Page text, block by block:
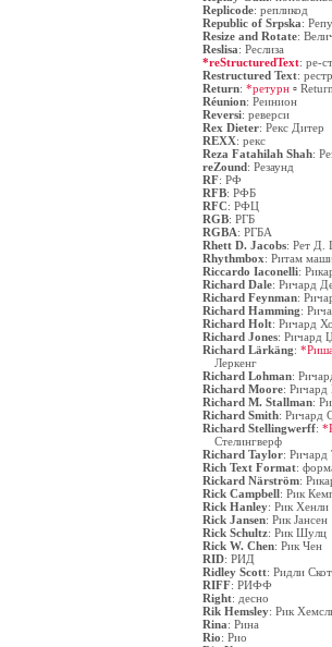
Replicode: репликод
Republic of Srpska:
Resize and Rotate:
Reslisa: Реслиза
*reStructuredText: ре-
Restructured Text:
Return: *ретурн▫
Réunion: Реинион
Reversi: реверси
Rex Dieter: Рекс Дитер
REXX: рекс
Reza Fatahilah Shah:
reZound: Резаунд
RF: РФ
RFB: РФБ
RFC: РФЦ
RGB: РГБ
RGBA: РГБА
Rhett D. Jacobs: Рет Д.
Rhythmbox: Ритам
Riccardo Iaconelli:
Richard Dale: Ричард
Richard Feynman:
Richard Hamming:
Richard Holt: Ричард
Richard Jones: Ричард
Richard Lärkäng:
Леркенг
Richard Lohman:
Richard Moore:
Richard M. Stallman:
Richard Smith: Ричард
Richard Stellingwerff:
Стелингверф
Richard Taylor: Ричард
Rich Text Format:
Rickard Närström:
Rick Campbell: Рик
Rick Hanley: Рик Хенли
Rick Jansen: Рик Јансен
Rick Schultz: Рик Шулц
Rick W. Chen: Рик Чен
RID: РИД
Ridley Scott: Ридли Скот
RIFF: РИФФ
Right: десно
Rik Hemsley: Рик
Rina: Рина
Rio: Рио